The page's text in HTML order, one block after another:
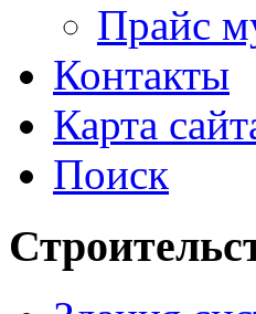
Прайс
Контакты
Карта
Поиск